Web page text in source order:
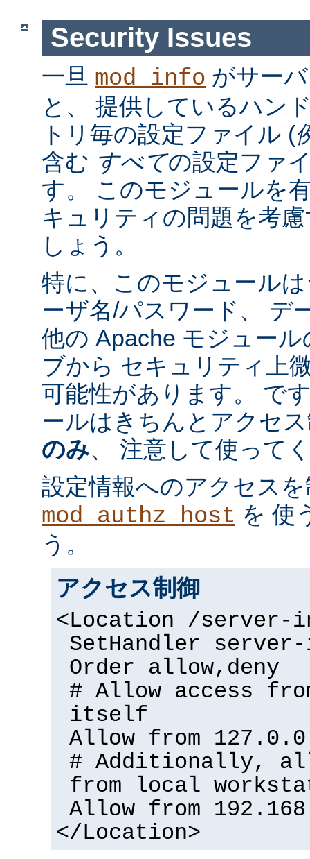
Security Issues
一旦 mod_info がサー
と、 提供しているハン
トリ毎の設定ファイル (
含む すべての設定ファ
す。 このモジュールを
キュリティの問題を考
しょう。
特に、このモジュール
ーザ名/パスワード、 デ
他の Apache モジュー
ブから セキュリティ上
可能性があります。 で
ールはきちんとアクセ
のみ、 注意して使って
設定情報へのアクセス
mod_authz_host を 使
う。
アクセス制御
<Location /server-
SetHandler
Order allow,deny
# Allow access
itself
Allow from
# Additionally,
from local
Allow from
</Location>